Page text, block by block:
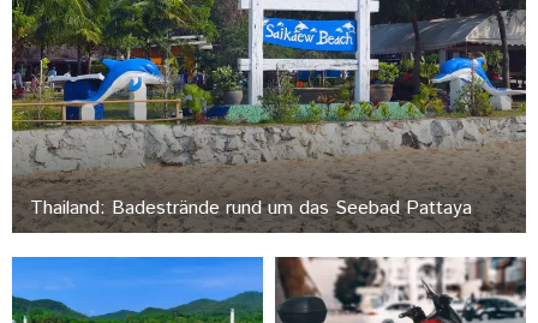
Thailand: Badestrände rund um das Seebad Pattaya